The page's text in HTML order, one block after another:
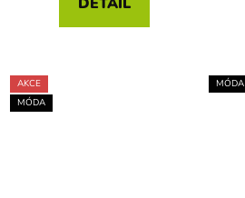
AKCE
MÓDA
MÓDA